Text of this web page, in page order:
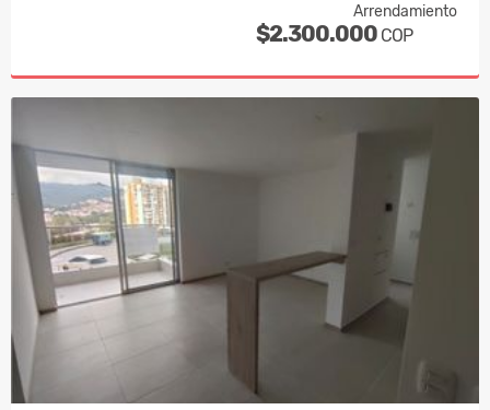
Arrendamiento
$2.300.000 COP